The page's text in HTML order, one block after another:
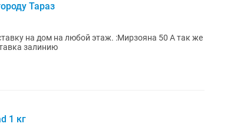
Тараз
на дом на любой этаж. :Мирзояна 50 А так же
залинию
1 кг